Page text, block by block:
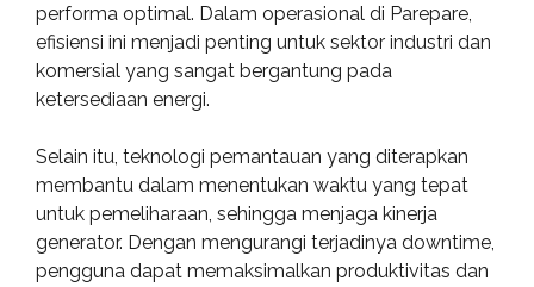
performa optimal. Dalam operasional di Parepare,
efisiensi ini menjadi penting untuk sektor industri dan
komersial yang sangat bergantung pada
ketersediaan energi.
Selain itu, teknologi pemantauan yang diterapkan
membantu dalam menentukan waktu yang tepat
untuk pemeliharaan, sehingga menjaga kinerja
generator. Dengan mengurangi terjadinya downtime,
pengguna dapat memaksimalkan produktivitas dan